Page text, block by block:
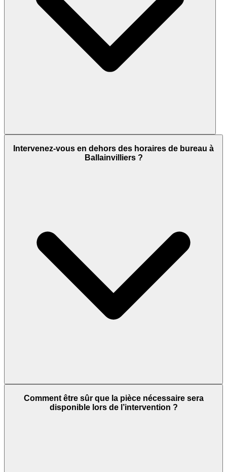
Intervenez-vous en dehors des horaires de bureau à
Ballainvilliers ?
Comment être sûr que la pièce nécessaire sera
disponible lors de l’intervention ?